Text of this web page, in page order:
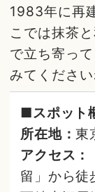
1983年に再
こでは抹茶
で立ち寄っ
みてください
■スポット
所在地：東
アクセス：
留」から徒